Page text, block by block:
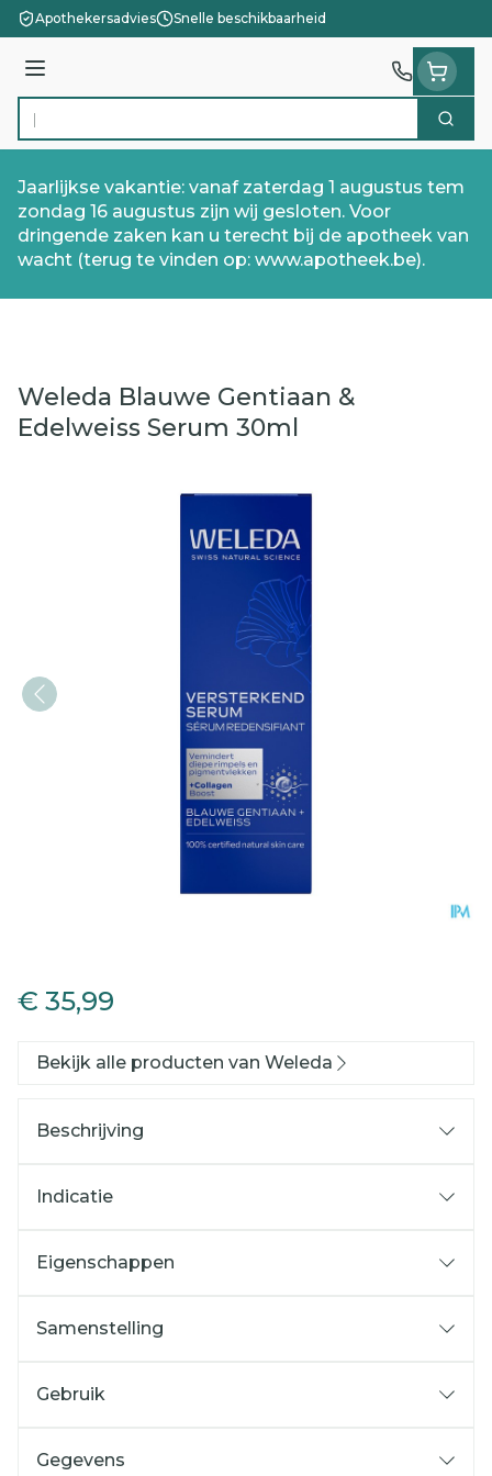
Ga naar de inhoud
Apothekersadvies Snelle beschikbaarheid
Menu
Product, merk, categorie... Zoek
Jaarlijkse vakantie: vanaf zaterdag 1 augustus tem
zondag 16 augustus zijn wij gesloten. Voor
dringende zaken kan u terecht bij de apotheek van
wacht (terug te vinden op: www.apotheek.be).
Weleda Blauwe Gentiaan &
Edelweiss Serum 30ml
€ 35,99
Bekijk alle producten van Weleda
Beschrijving
Indicatie
Eigenschappen
Samenstelling
Gebruik
Gegevens